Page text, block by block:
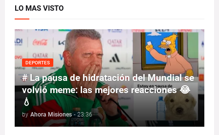
LO MAS VISTO
DEPORTES
# La pausa de hidratación del Mundial se
volvió meme: las mejores reacciones 😂
💧
by Ahora Misiones - 23:36